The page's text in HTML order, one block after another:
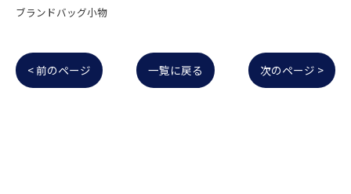
ブランドバッグ小物
< 前のページ 一覧に戻る 次のページ >